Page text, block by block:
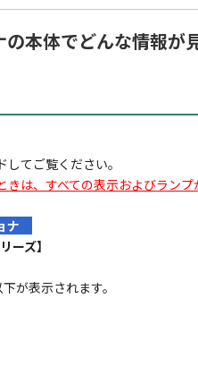
本体でどんな情報が
てご覧ください。
は、すべての表示およびランプ
ナ
ーズ】
が表示されます。